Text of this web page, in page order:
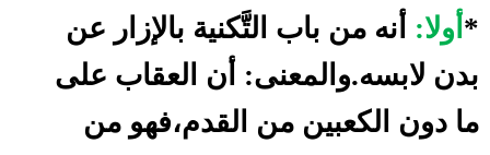
* أولا: أنه من باب التَّكنية بالإزار عن
بدن لابسه.والمعنى: أن العقاب على
ما دون الكعبين من القدم،فهو من